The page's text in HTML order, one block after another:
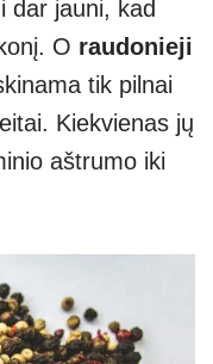
dar jauni, kad
O raudonieji
tik pilnai
Kiekvienas jų
aštrumo iki